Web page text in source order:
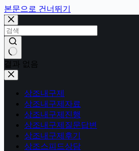
본문으로 건너뛰기
결과 없음
상조내구제
상조내구제자료
상조내구제진행
상조내구제질문답변
상조내구제후기
상조스피드상담